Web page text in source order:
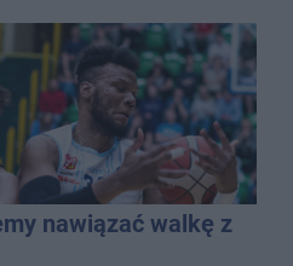
nawiązać walkę z